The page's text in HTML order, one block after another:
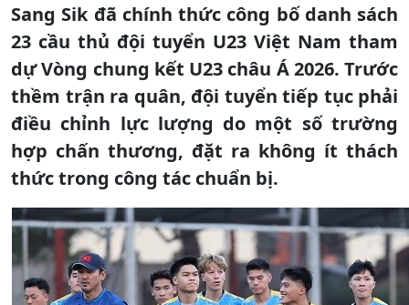
Sang Sik đã chính thức công bố danh sách
23 cầu thủ đội tuyển U23 Việt Nam tham
dự Vòng chung kết U23 châu Á 2026. Trước
thềm trận ra quân, đội tuyển tiếp tục phải
điều chỉnh lực lượng do một số trường
hợp chấn thương, đặt ra không ít thách
thức trong công tác chuẩn bị.